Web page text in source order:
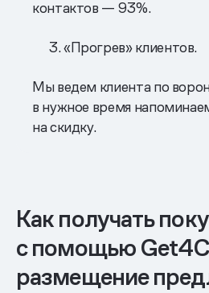
контактов — 93%.
3. «Прогрев» клиентов.
Мы ведем клиента по
в нужное время
на скидку.
Как получать
с помощью
размещение